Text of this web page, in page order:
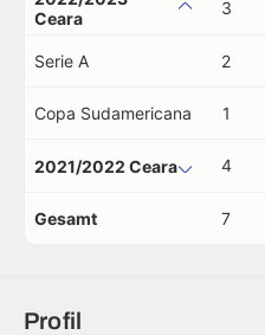
Ceara
3
Serie A 2
Copa Sudamericana 1
2021/2022 Ceara 4
Gesamt 7
Profil